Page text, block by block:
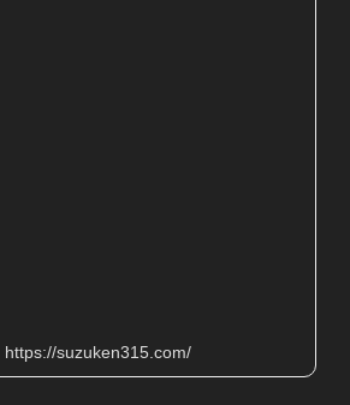
https://suzuken315.com/